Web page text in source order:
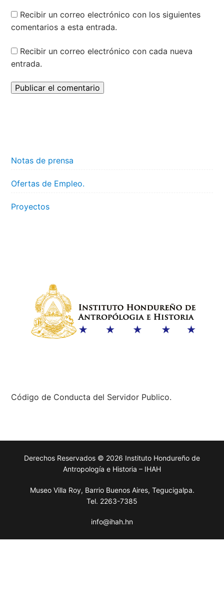
Recibir un correo electrónico con los siguientes
comentarios a esta entrada.
Recibir un correo electrónico con cada nueva
entrada.
Notas de prensa
Ofertas de Empleo.
Proyectos
Código de Conducta del Servidor Publico.
Derechos Reservados © 2026 Instituto Hondureño de
Antropología e Historia – IHAH
Museo Villa Roy, Barrio Buenos Aires, Tegucigalpa.
Tel. 2263-7385
info@ihah.hn